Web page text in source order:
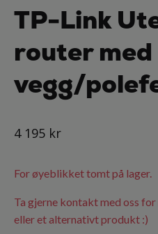
TP-Link
router med
vegg/
4 195 kr
For øyeblikket tomt på lager.
Ta gjerne kontakt med oss
eller et alternativt produkt :)